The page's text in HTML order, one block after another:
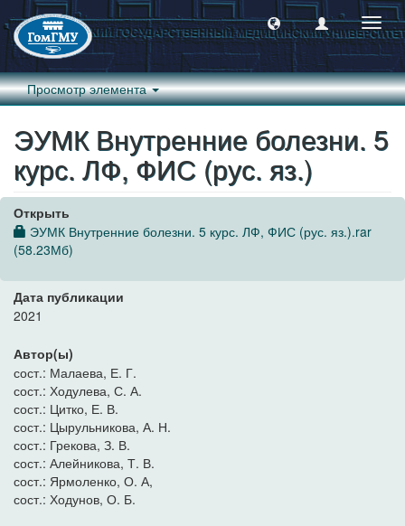
Просмотр элемента
ЭУМК Внутренние болезни. 5
курс. ЛФ, ФИС (рус. яз.)
Открыть
ЭУМК Внутренние болезни. 5 курс. ЛФ, ФИС (рус. яз.).rar
(58.23Мб)
Дата публикации
2021
Автор(ы)
сост.: Малаева, Е. Г.
сост.: Ходулева, С. А.
сост.: Цитко, Е. В.
сост.: Цырульникова, А. Н.
сост.: Грекова, З. В.
сост.: Алейникова, Т. В.
сост.: Ярмоленко, О. А,
сост.: Ходунов, О. Б.